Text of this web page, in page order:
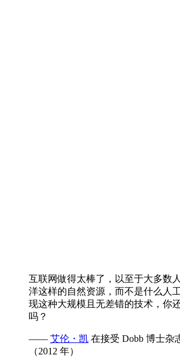
互联网做得太棒了，以至于大多数
洋这样的自然资源，而不是什么人
现这种大规模且无差错的技术，你
吗？
—— 艾伦・凯 在接受 Dobb 博士杂
（2012 年）